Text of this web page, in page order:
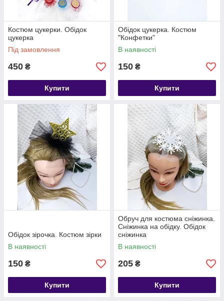
Костюм цукерки. Обідок
цукерка
Під замовлення
450 ₴
Купити
Обідок цукерка. Костюм
"Конфетки"
В наявності
150 ₴
Купити
Обідок зірочка. Костюм зірки
В наявності
150 ₴
Купити
Обруч для костюма сніжинка.
Сніжинка на обідку. Обідок
сніжинка
В наявності
205 ₴
Купити